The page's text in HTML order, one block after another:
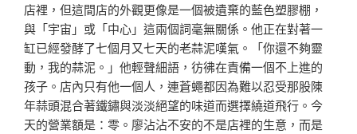
店裡，但這間店的外觀更像是一個被遺棄的藍色塑膠棚，
與「宇宙」或「中心」這兩個詞毫無關係。他正在對著一
缸已經發酵了七個月又七天的老蒜泥嘆氣。「你還不夠靈
動，我的蒜泥。」他輕聲細語，彷彿在責備一個不上進的
孩子。店內只有他一個人，連蒼蠅都因為難以忍受那股陳
年蒜頭混合著鐵鏽與淡淡絕望的味道而選擇繞道飛行。今
天的營業額是：零。廖沾沾不安的不是店裡的生意，而是